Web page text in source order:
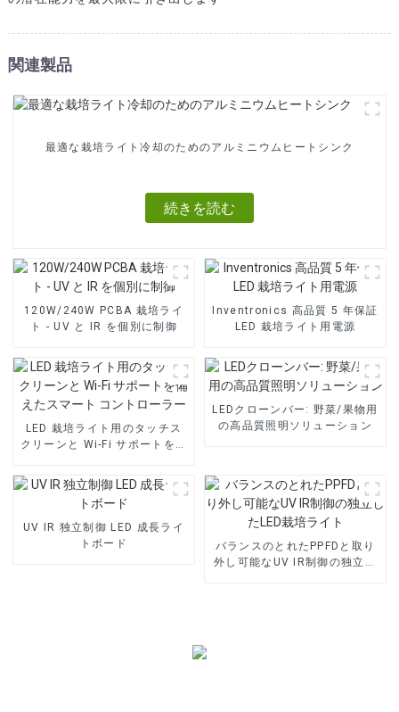
関連製品
最適な栽培ライト冷却のためのアルミニウムヒートシンク
続きを読む
120W/240W PCBA 栽培ライ
ト - UV と IR を個別に制御
Inventronics 高品質 5 年保証
LED 栽培ライト用電源
LED 栽培ライト用のタッチス
クリーンと Wi-Fi サポートを備
LEDクローンバー: 野菜/果物用
の高品質照明ソリューション
UV IR 独立制御 LED 成長ライ
トボード
バランスのとれたPPFDと取り
外し可能なUV IR制御の独立し